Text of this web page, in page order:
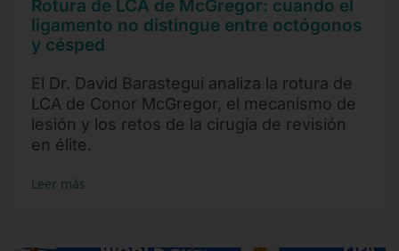
Rotura de LCA de McGregor: cuando el
ligamento no distingue entre octógonos
y césped
El Dr. David Barastegui analiza la rotura de
LCA de Conor McGregor, el mecanismo de
lesión y los retos de la cirugía de revisión
en élite.
Leer más